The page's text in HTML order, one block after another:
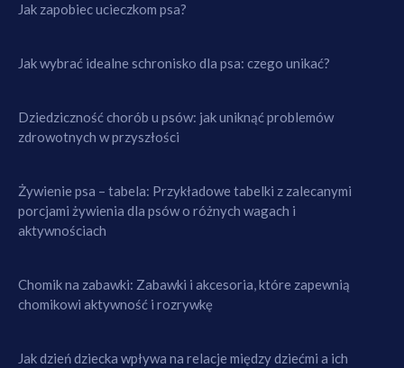
Jak zapobiec ucieczkom psa?
Jak wybrać idealne schronisko dla psa: czego unikać?
Dziedziczność chorób u psów: jak uniknąć problemów
zdrowotnych w przyszłości
Żywienie psa – tabela: Przykładowe tabelki z zalecanymi
porcjami żywienia dla psów o różnych wagach i
aktywnościach
Chomik na zabawki: Zabawki i akcesoria, które zapewnią
chomikowi aktywność i rozrywkę
Jak dzień dziecka wpływa na relacje między dziećmi a ich